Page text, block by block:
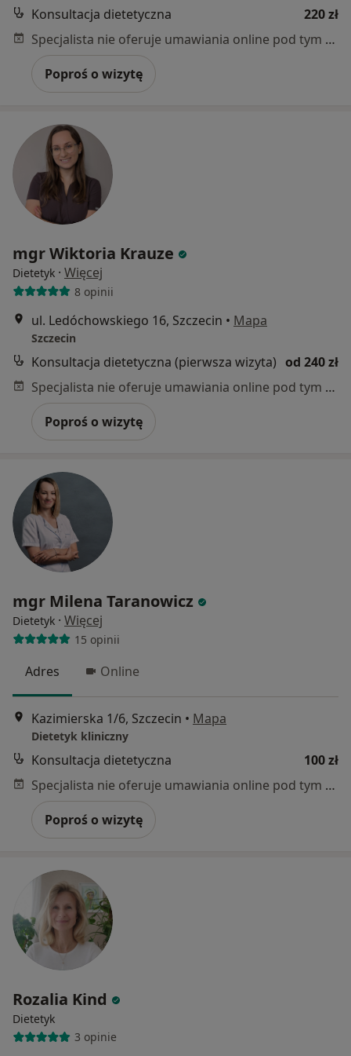
Konsultacja dietetyczna
220 zł
Specjalista nie oferuje umawiania online pod tym adresem.
Poproś o wizytę
mgr Wiktoria Krauze
Dietetyk · Więcej
8 opinii
ul. Ledóchowskiego 16, Szczecin • Mapa
Szczecin
Konsultacja dietetyczna (pierwsza wizyta) od 240 zł
Specjalista nie oferuje umawiania online pod tym adresem.
Poproś o wizytę
mgr Milena Taranowicz
Dietetyk · Więcej
15 opinii
Adres Online
Kazimierska 1/6, Szczecin • Mapa
Dietetyk kliniczny
Konsultacja dietetyczna
100 zł
Specjalista nie oferuje umawiania online pod tym adresem.
Poproś o wizytę
Rozalia Kind
Dietetyk
3 opinie